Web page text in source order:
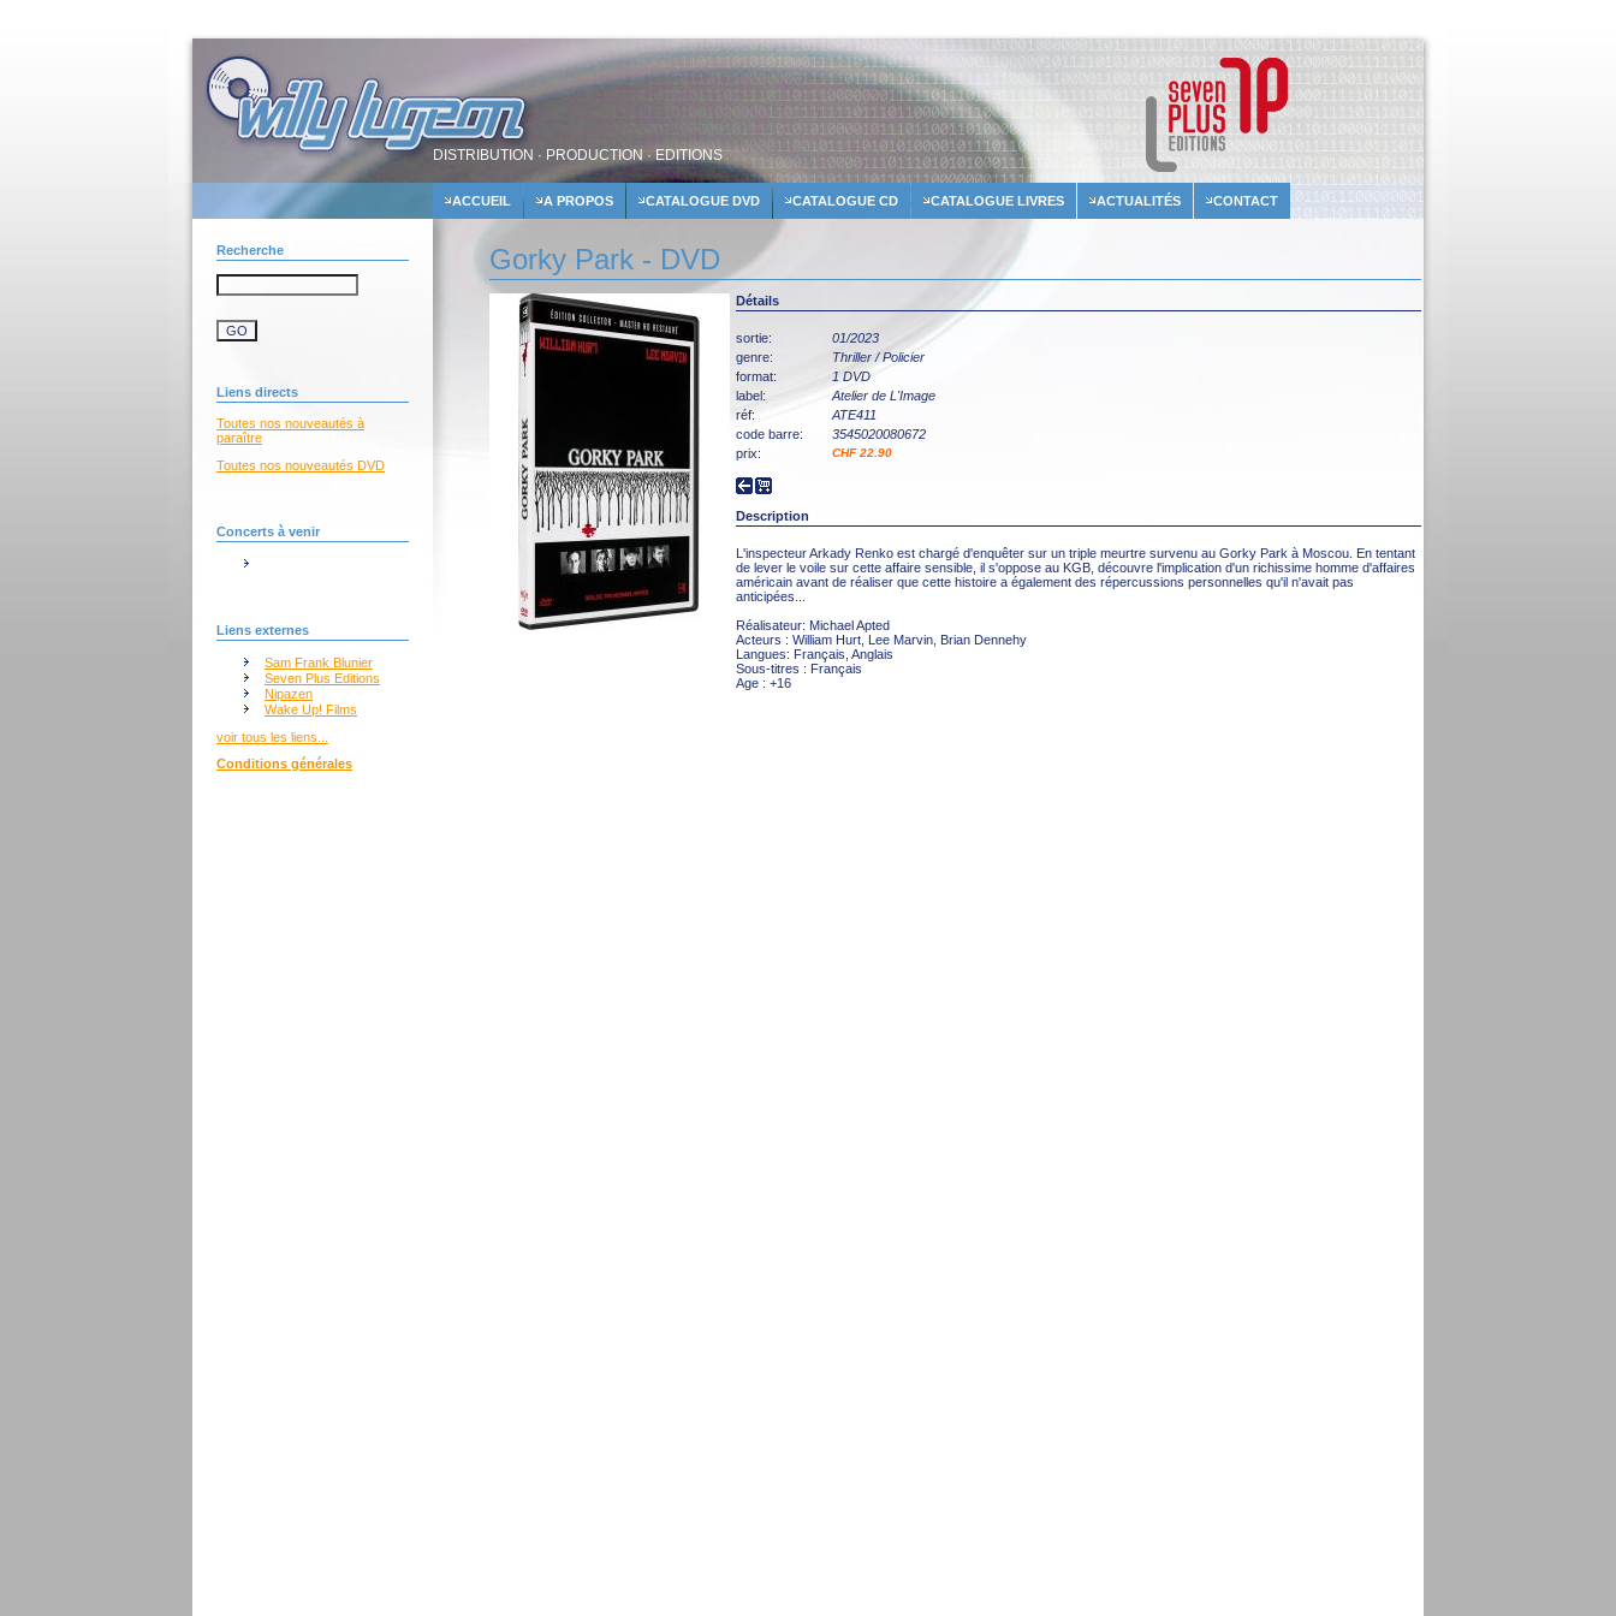
DISTRIBUTION · PRODUCTION · EDITIONS
ACCUEIL A PROPOS CATALOGUE DVD CATALOGUE CD CATALOGUE LIVRES ACTUALITÉS CONTACT
Recherche
Liens directs
Toutes nos nouveautés à
paraître
Toutes nos nouveautés DVD
Concerts à venir
Liens externes
Sam Frank Blunier
Seven Plus Editions
Nipazen
Wake Up! Films
voir tous les liens...
Conditions générales
Gorky Park - DVD
Détails
sortie:
01/2023
genre:
Thriller / Policier
format:
1 DVD
label:
Atelier de L'Image
réf:
ATE411
code barre:
3545020080672
prix:
CHF 22.90
Description
L'inspecteur Arkady Renko est chargé d'enquêter sur un triple meurtre survenu au Gorky Park à Moscou. En tentant
de lever le voile sur cette affaire sensible, il s'oppose au KGB, découvre l'implication d'un richissime homme d'affaires
américain avant de réaliser que cette histoire a également des répercussions personnelles qu'il n'avait pas
anticipées...
Réalisateur: Michael Apted
Acteurs : William Hurt, Lee Marvin, Brian Dennehy
Langues: Français, Anglais
Sous-titres : Français
Age : +16